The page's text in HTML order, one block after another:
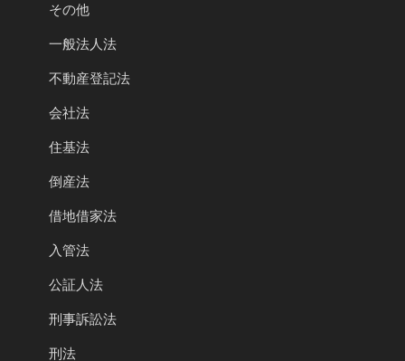
その他
一般法人法
不動産登記法
会社法
住基法
倒産法
借地借家法
入管法
公証人法
刑事訴訟法
刑法